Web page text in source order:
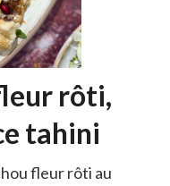
rôti,
tahini
fleur rôti au